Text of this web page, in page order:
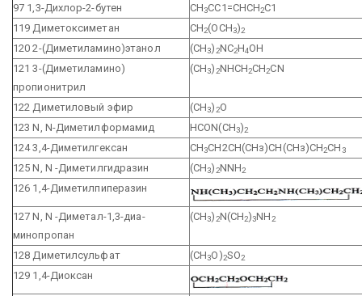
97 1,3-Дихлор-2-бутен
СН3СС1=СНСН2С1
119 Диметоксиметан
СН2(ОСН3)2
120 2-(Диметиламино)этанол (CH3)2NC2H4OH
121 3-(Диметиламино)
пропионитрил
(CH3)2NHCH2CH2CN
122 Диметиловый эфир (СН3)2О
123 N, N-Диметилформамид
HCON(CH3)2
124 3,4-Диметилгексан СН3СН2СН(СНз)СН(СНз)СН2СН3
125 N, N -Диметилгидразин (CH3)2NNH2
126 1,4-Диметилпиперазин
127 N, N -Диметал-1,3-диа-
минопропан
(CH3)2N(CH2)3NH2
128 Диметилсульфат (CH3O)2SO2
129 1,4-Диоксан